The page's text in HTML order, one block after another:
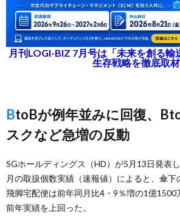
月刊LOGI-BIZ 7月号は「未来を創る輸
生存戦略を徹底取材
BtoBが例年並みに回復、BtoCは昨年のマ
スクなど急増の反動
SGホールディングス（HD）が5月13日発表
月の取扱個数実績（速報値）によると、傘
飛脚宅配便は前年同月比4・9％増の1億1500
前年実績を上回った。